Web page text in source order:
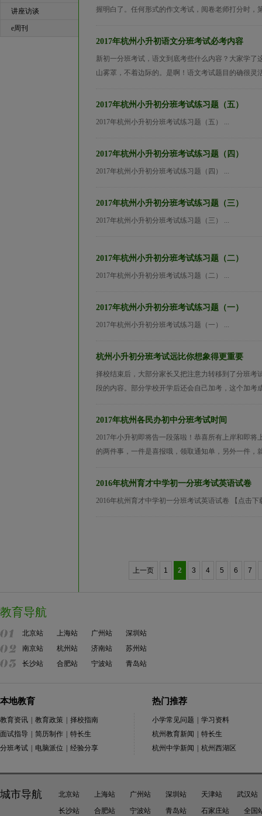
讲座访谈
e周刊
握明白了。任何形式的作文考试，阅卷老师打分时，
2017年杭州小升初语文分班考试必考内容
新初一分班考试，语文到底考些什么内容？大家学
山雾罩，不着边际的。是啊！语文考试题目的确很灵
2017年杭州小升初分班考试练习题（五）
2017年杭州小升初分班考试练习题（五） ...
2017年杭州小升初分班考试练习题（四）
2017年杭州小升初分班考试练习题（四） ...
2017年杭州小升初分班考试练习题（三）
2017年杭州小升初分班考试练习题（三） ...
2017年杭州小升初分班考试练习题（二）
2017年杭州小升初分班考试练习题（二） ...
2017年杭州小升初分班考试练习题（一）
2017年杭州小升初分班考试练习题（一） ...
杭州小升初分班考试远比你想象得更重要
择校结束后，大部分家长又把注意力转移到了分班
段的内容。部分学校开学后还会自己加考，这个加考
2017年杭州各民办初中分班考试时间
2017年小升初即将告一段落啦！恭喜所有上岸和即
的两件事，一件是喜报哦，领取通知单，另外一件，
2016年杭州育才中学初一分班考试英语试卷
2016年杭州育才中学初一分班考试英语试卷 【点击下
上一页 1 2 3 4 5 6 7
教育导航
北京站 上海站 广州站
深圳站
南京站
杭州站 济南站
苏州站
长沙站
合肥站 宁波站 青岛站
本地教育
教育资讯 教育政策
择校指南
面试指导
简历制作
特长生
分班考试
电脑派位 经验分享
热门推荐
小学常见问题
学习资料
杭州教育新闻
特长生
杭州中学新闻
杭州西湖区
城市导航 北京站 上海站 广州站 深圳站 天津站
武汉站
长沙站
合肥站 宁波站 青岛站 石家庄站 全国